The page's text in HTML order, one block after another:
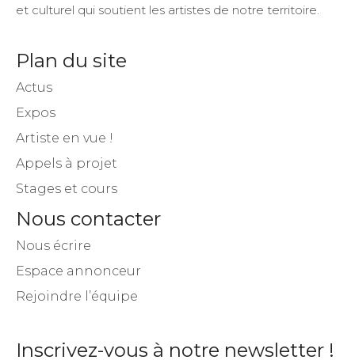
et culturel qui soutient les artistes de notre territoire.
Plan du site
Actus
Expos
Artiste en vue !
Appels à projet
Stages et cours
Nous contacter
Nous écrire
Espace annonceur
Rejoindre l’équipe
Inscrivez-vous à notre newsletter !